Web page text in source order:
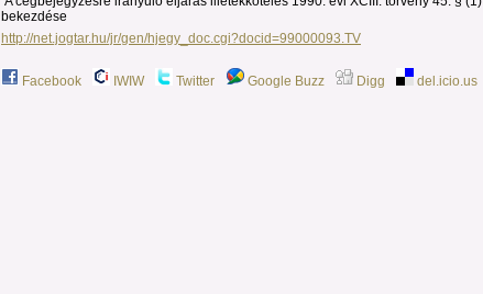
bekezdése
http://net.jogtar.hu/jr/gen/hjegy_doc.cgi?docid=99000093.TV
Facebook IWIW Twitter Google Buzz Digg del.icio.us